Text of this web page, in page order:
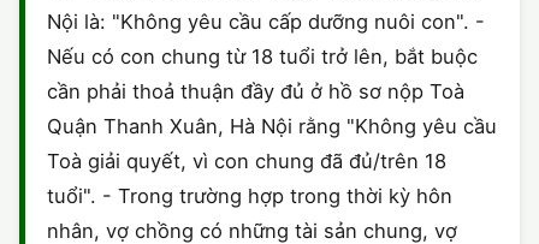
GIẤY PHÉP LAO ĐỘNG
CHỨNG NHẬN HACCP
Nội là: "Không yêu cầu cấp dưỡng nuôi con". -
Nếu có con chung từ 18 tuổi trở lên, bắt buộc
cần phải thoả thuận đầy đủ ở hồ sơ nộp Toà
Quận Thanh Xuân, Hà Nội rằng "Không yêu cầu
Toà giải quyết, vì con chung đã đủ/trên 18
tuổi". - Trong trường hợp trong thời kỳ hôn
nhân, vợ chồng có những tài sản chung, vợ